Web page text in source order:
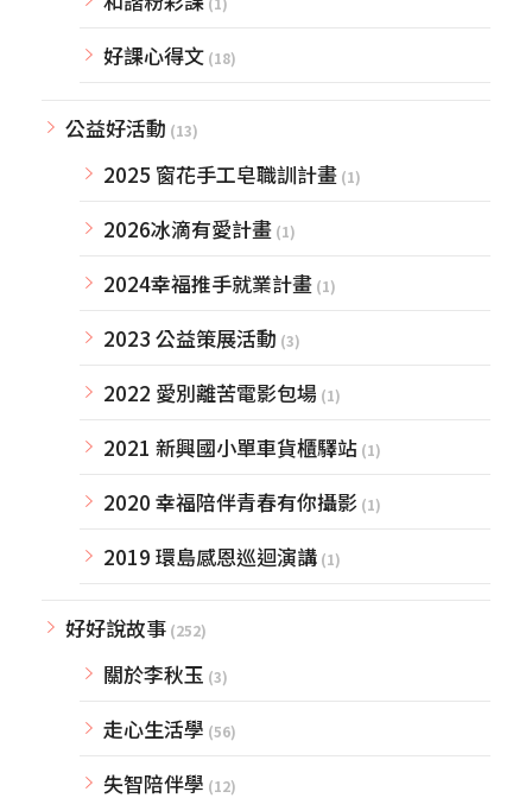
好課心得文 (18)
公益好活動 (13)
2025 窗花手工皂職訓計畫 (1)
2026冰滴有愛計畫 (1)
2024幸福推手就業計畫 (1)
2023 公益策展活動 (3)
2022 愛別離苦電影包場 (1)
2021 新興國小單車貨櫃驛站 (1)
2020 幸福陪伴青春有你攝影 (1)
2019 環島感恩巡迴演講 (1)
好好說故事 (252)
關於李秋玉 (3)
走心生活學 (56)
失智陪伴學 (12)